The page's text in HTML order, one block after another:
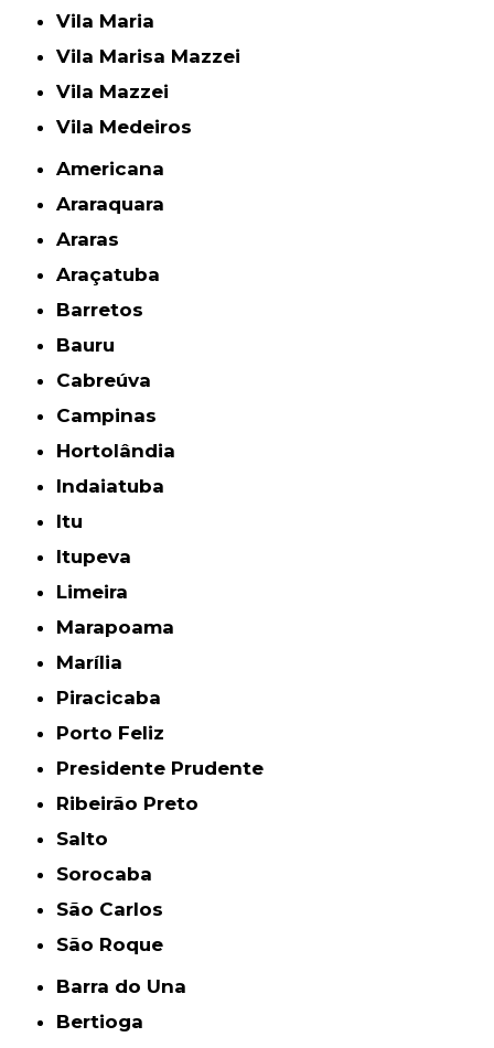
Vila Maria
Vila Marisa Mazzei
Vila Mazzei
Vila Medeiros
Americana
Araraquara
Araras
Araçatuba
Barretos
Bauru
Cabreúva
Campinas
Hortolândia
Indaiatuba
Itu
Itupeva
Limeira
Marapoama
Marília
Piracicaba
Porto Feliz
Presidente Prudente
Ribeirão Preto
Salto
Sorocaba
São Carlos
São Roque
Barra do Una
Bertioga